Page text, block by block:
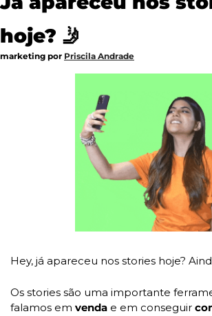
hoje? 🤳
marketing por Priscila Andrade
Hey, já apareceu nos stories hoje?
Os stories são uma importante
falamos em venda e em conseguir